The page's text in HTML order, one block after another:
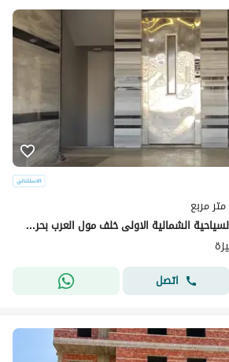
للبيع شقة 175 متر في السياحية الشمالية الاولى خلف مول العرب بحري بالكامل موقوع مميز جدا فيو مفتوح دقيقة من وصلة دهشور و خمس دقائق من مول العرب
اتصل